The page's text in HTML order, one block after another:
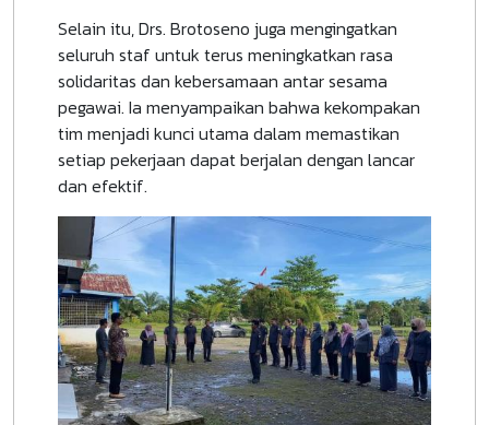
Selain itu, Drs. Brotoseno juga mengingatkan
seluruh staf untuk terus meningkatkan rasa
solidaritas dan kebersamaan antar sesama
pegawai. Ia menyampaikan bahwa kekompakan
tim menjadi kunci utama dalam memastikan
setiap pekerjaan dapat berjalan dengan lancar
dan efektif.